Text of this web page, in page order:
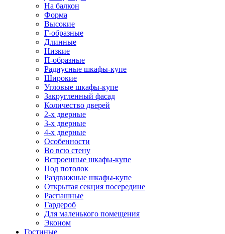
На балкон
Форма
Высокие
Г-образные
Длинные
Низкие
П-образные
Радиусные шкафы-купе
Широкие
Угловые шкафы-купе
Закругленный фасад
Количество дверей
2-х дверные
3-х дверные
4-х дверные
Особенности
Во всю стену
Встроенные шкафы-купе
Под потолок
Раздвижные шкафы-купе
Открытая секция посередине
Распашные
Гардероб
Для маленького помещения
Эконом
Гостиные